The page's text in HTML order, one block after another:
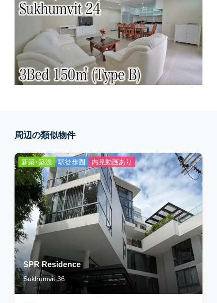
周辺の類似物件
新築・築浅 駅徒歩圏 内見動画あり
SPR Residence
Sukhumvit 36